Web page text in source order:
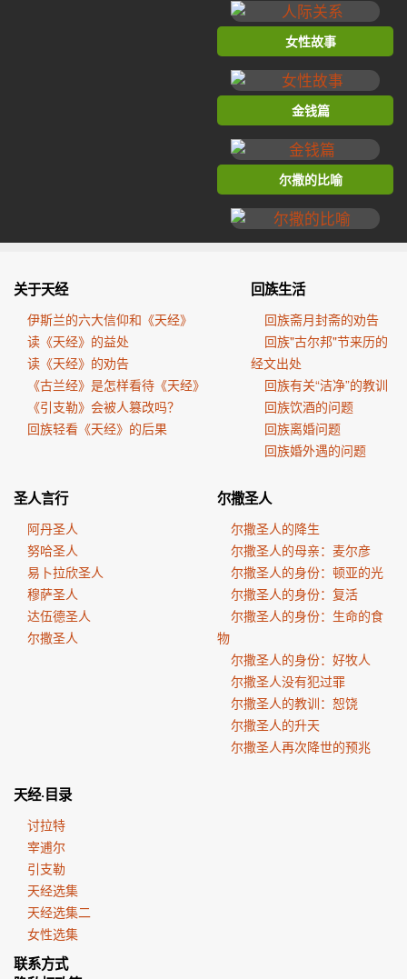
女性故事
金钱篇
尔撒的比喻
关于天经
伊斯兰的六大信仰和《天经》
读《天经》的益处
读《天经》的劝告
《古兰经》是怎样看待《天经》
《引支勒》会被人篡改吗？
回族轻看《天经》的后果
回族生活
回族斋月封斋的劝告
回族"古尔邦"节来历的
经文出处
回族有关“洁净”的教训
回族饮酒的问题
回族离婚问题
回族婚外遇的问题
圣人言行
阿丹圣人
努哈圣人
易卜拉欣圣人
穆萨圣人
达伍德圣人
尔撒圣人
尔撒圣人
尔撒圣人的降生
尔撒圣人的母亲：麦尔彦
尔撒圣人的身份：顿亚的光
尔撒圣人的身份：复活
尔撒圣人的身份：生命的食
物
尔撒圣人的身份：好牧人
尔撒圣人没有犯过罪
尔撒圣人的教训：恕饶
尔撒圣人的升天
尔撒圣人再次降世的预兆
天经·目录
讨拉特
宰逋尔
引支勒
天经选集
天经选集二
女性选集
联系方式